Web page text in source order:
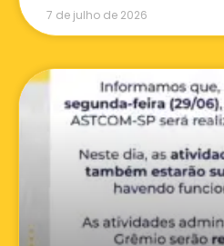
7 de julho de 2026